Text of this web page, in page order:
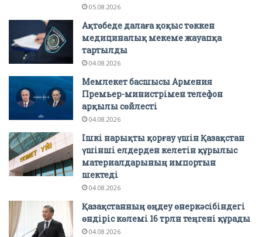
05.08.2026
Ақтөбеде далаға қоқыс төккен
медициналық мекеме жауапқа
тартылды
04.08.2026
Мемлекет басшысы Армения
Премьер-министрімен телефон
арқылы сөйлесті
04.08.2026
Ішкі нарықты қорғау үшін Қазақстан
үшінші елдерден келетін құрылыс
материалдарының импортын
шектеді
04.08.2026
Қазақстанның өңдеу өнеркәсібіндегі
өндіріс көлемі 16 трлн теңгені құрады
04.08.2026